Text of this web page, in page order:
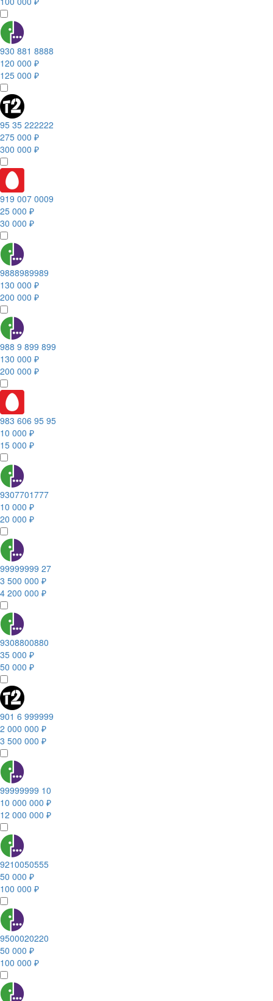
930 881 8888
120 000 ₽
125 000 ₽
95 35 222222
275 000 ₽
300 000 ₽
919 007 0009
25 000 ₽
30 000 ₽
9888989989
130 000 ₽
200 000 ₽
988 9 899 899
130 000 ₽
200 000 ₽
983 606 95 95
10 000 ₽
15 000 ₽
9307701777
10 000 ₽
20 000 ₽
99999999 27
3 500 000 ₽
4 200 000 ₽
9308800880
35 000 ₽
50 000 ₽
901 6 999999
2 000 000 ₽
3 500 000 ₽
99999999 10
10 000 000 ₽
12 000 000 ₽
9210050555
50 000 ₽
100 000 ₽
9500020220
50 000 ₽
100 000 ₽